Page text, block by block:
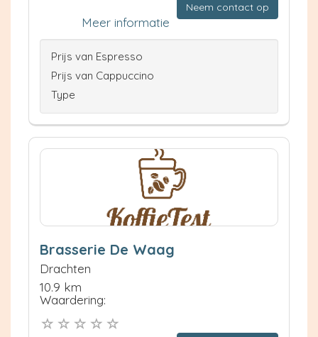
Neem contact op
Meer informatie
Prijs van Espresso
Prijs van Cappuccino
Type
Brasserie De Waag
Drachten
10.9 km
Waardering: